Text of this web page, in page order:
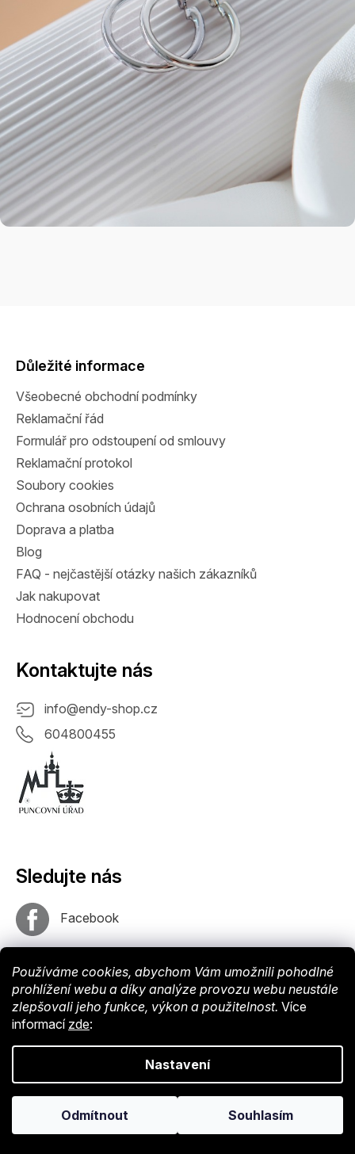
Používáme cookies, abychom Vám umožnili pohodlné
prohlížení webu a díky analýze provozu webu neustále
zlepšovali jeho funkce, výkon a použitelnost. Více
informací zde:
Nastavení
Odmítnout Souhlasím
Důležité informace
Všeobecné obchodní podmínky
Reklamační řád
Formulář pro odstoupení od smlouvy
Reklamační protokol
Soubory cookies
Ochrana osobních údajů
Doprava a platba
Blog
FAQ - nejčastější otázky našich zákazníků
Jak nakupovat
Hodnocení obchodu
Kontaktujte nás
info@endy-shop.cz
604800455
Sledujte nás
Facebook
Instagram
Vytvořil
Shoptet. Nastavil tým . Design byVokr